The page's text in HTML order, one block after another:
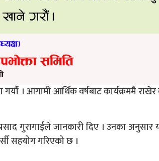
। आगामी आर्थिक वर्षबाट कार्यक्रममै
गुरागाईले जानकारी दिए । उनका
सहयोग गरिएको छ ।